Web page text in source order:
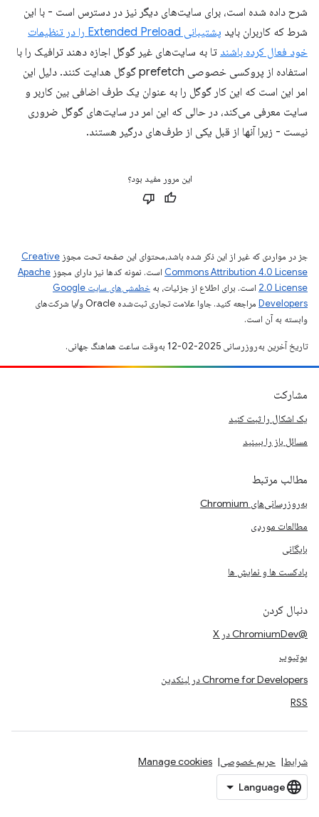
شرح داده شده است، برای سایت‌های دیگر نیز در دسترس است - با این
شرط که کاربران باید
پشتیبانی Extended Preload را در تنظیمات
خود فعال کرده باشند تا به سایت‌های غیر گوگل اجازه دهند ترافیک را با
استفاده از پروکسی خصوصی prefetch گوگل هدایت کنند. دلیل این
امر این است که این کار گوگل را به عنوان یک طرف اضافی بین کاربر و
سایت معرفی می‌کند، در حالی که این امر در سایت‌های گوگل ضروری
نیست - زیرا آنها از قبل یکی از طرف‌های درگیر هستند.
این مرور مفید بود؟
جز در مواردی که غیر از این ذکر شده باشد،‌محتوای این صفحه تحت مجوز Creative
Commons Attribution 4.0 License است. نمونه کدها نیز دارای مجوز Apache
2.0 License است. برای اطلاع از جزئیات، به
خطمشی‌های سایت Google
Developers‏
مراجعه کنید. جاوا علامت تجاری ثبت‌شده Oracle و/یا شرکت‌های
وابسته به آن است.
تاریخ آخرین به‌روزرسانی 2025-02-12 به‌وقت ساعت هماهنگ جهانی.
مشارکت
یک اشکال را ثبت کنید
مسائل باز را ببینید
مطالب مرتبط
به‌روزرسانی‌های Chromium
مطالعات موردی
بایگانی
پادکست ها و نمایش ها
دنبال کردن
@ChromiumDev در X
یوتیوب
Chrome for Developers در لینکدین
RSS
شرایط حریم خصوصی Manage cookies